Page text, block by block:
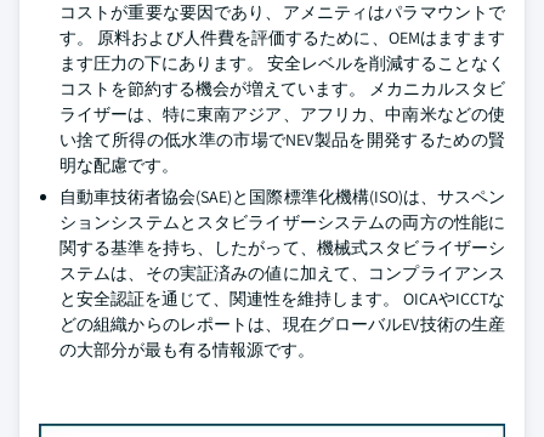
コストが重要な要因であり、アメニティはパラマウントで
す。 原料および人件費を評価するために、OEMはますます
ます圧力の下にあります。 安全レベルを削減することなく
コストを節約する機会が増えています。 メカニカルスタビ
ライザーは、特に東南アジア、アフリカ、中南米などの使
い捨て所得の低水準の市場でNEV製品を開発するための賢
明な配慮です。
自動車技術者協会(SAE)と国際標準化機構(ISO)は、サスペン
ションシステムとスタビライザーシステムの両方の性能に
関する基準を持ち、したがって、機械式スタビライザーシ
ステムは、その実証済みの値に加えて、コンプライアンス
と安全認証を通じて、関連性を維持します。 OICAやICCTな
どの組織からのレポートは、現在グローバルEV技術の生産
の大部分が最も有る情報源です。